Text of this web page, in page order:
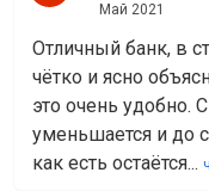
Май 2021
Отличный банк, в
чётко и ясно
это очень
уменьшается и до
как есть остаётся...